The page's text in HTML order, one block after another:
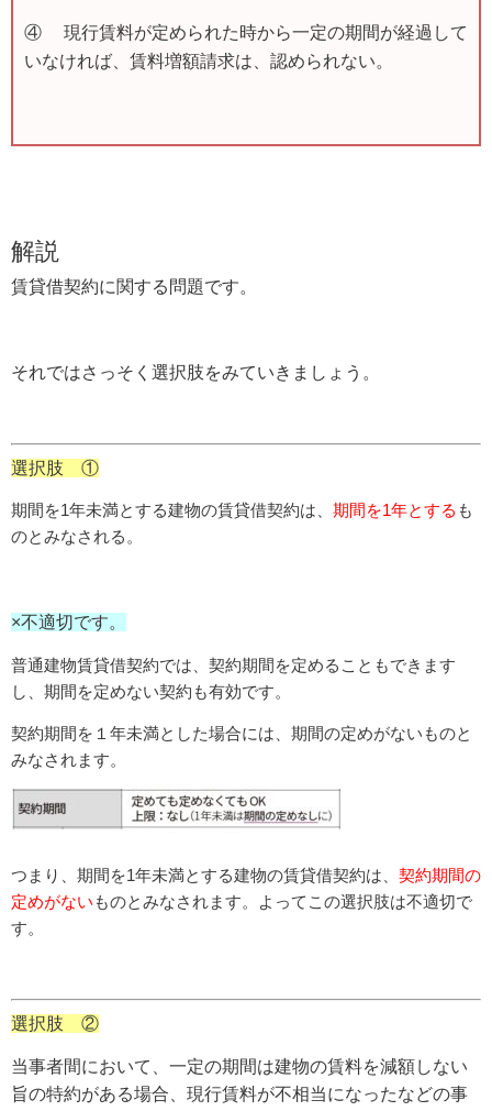
④ 現行賃料が定められた時から一定の期間が経過して
いなければ、賃料増額請求は、認められない。
解説
賃貸借契約に関する問題です。
それではさっそく選択肢をみていきましょう。
選択肢 ①
期間を1年未満とする建物の賃貸借契約は、 期間を1年とする も
のとみなされる。
×不適切です。
普通建物賃貸借契約では、契約期間を定めることもできます
し、期間を定めない契約も有効です。
契約期間を１年未満とした場合には、期間の定めがないものと
みなされます。
つまり、 期間を1年未満とする建物の賃貸借契約は、 契約期間の
定めがない ものとみなされます。よってこの選択肢は不適切で
す。
選択肢 ②
当事者間において、一定の期間は建物の賃料を減額しない
旨の特約がある場合、現行賃料が不相当になったなどの事